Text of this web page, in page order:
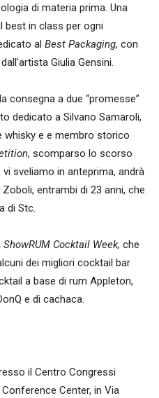
di materia prima. Una
best in class per ogni
al Best Packaging, con
Giulia Gensini.
consegna a due “promesse”
dedicato a Silvano Samaroli,
e e membro storico
, scomparso lo scorso
sveliamo in anteprima, andrà
entrambi di 23 anni, che
di Stc.
ShowRUM Cocktail Week, che
dei migliori cocktail bar
a base di rum Appleton,
e di cachaca.
il Centro Congressi
Center, in Via